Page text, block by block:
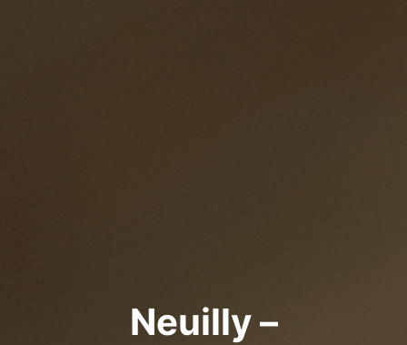
Neuilly –